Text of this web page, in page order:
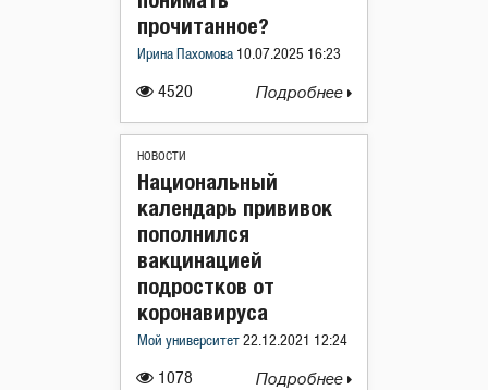
4520
прочитанное?
Ирина Пахомова 10.07.2025 16:23
Подробнее
НОВОСТИ
1078
Национальный
календарь прививок
пополнился
вакцинацией
подростков от
коронавируса
Мой университет 22.12.2021 12:24
Подробнее